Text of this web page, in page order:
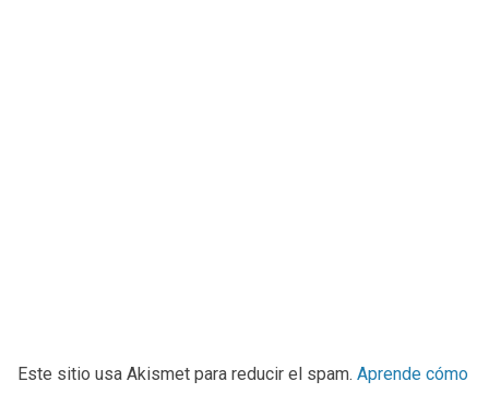
Este sitio usa Akismet para reducir el spam. Aprende cómo